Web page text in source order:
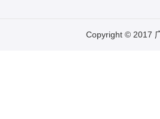
Copyright © 2017